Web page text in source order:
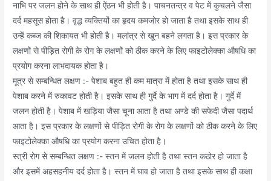
नाभि पर जलन होने के साथ ही ऐंठन भी होती है। पाचनतन्त्र व पेट में कुचलने जैसा
दर्द महसूस होता है। वृद्ध व्यक्तियों का हृदय कमजोर हो जाता है तथा इसके साथ ही
उन्हें कब्ज की शिकायत भी होती है। मलांत्र से खून बहने लगता है। इस प्रकार के
लक्षणों से पीड़ित रोगी के रोग के लक्षणों को ठीक करने के लिए फाइटोलेक्का औषधि का
प्रयोग करना लाभदायक होता है।
मूत्र से सम्बन्धित लक्षण :- पेशाब बहुत ही कम मात्रा में होता है तथा इसके साथ ही
पेशाब करने में रुकावट होती है। इसके साथ ही गुर्दे के भाग में दर्द होता है। गुर्दे में
जलन होती है। पेशाब में खड़िया जैसा चूना आता है तथा अण्डे की सफेदी जैसा पदार्थ
आता है। इस प्रकार के लक्षणों से पीड़ित रोगी के रोग के लक्षणों को ठीक करने के लिए
फाइटोलेक्का औषधि का प्रयोग करना उचित होता है।
स्त्री रोग से सम्बन्धित लक्षण :- स्तन में जलन होती है तथा स्तन कठोर हो जाता है
और इसमें अहसहनीय दर्द होता है। स्तन में घाव हो जाता है तथा इसके साथ ही कक्षा